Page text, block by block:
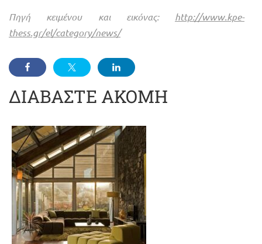
Πηγή κειμένου και εικόνας: http://www.kpe-
thess.gr/el/category/news/
ΔΙΑΒΑΣΤΕ ΑΚΟΜΗ